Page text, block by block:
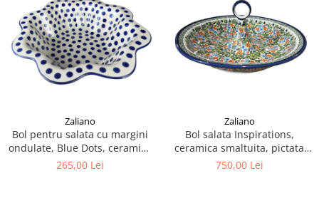
Colectia Wild Hearts
Colectia Blue Spring
Zaliano
Bol pentru salata cu margini
ondulate, Blue Dots, ceramica
smaltuita, pictat manual,
265,00 Lei
Zaliano
Bol salata Inspirations,
ceramica smaltuita, pictata
manual, 34,5 cm, volum 2,0 L
750,00 Lei